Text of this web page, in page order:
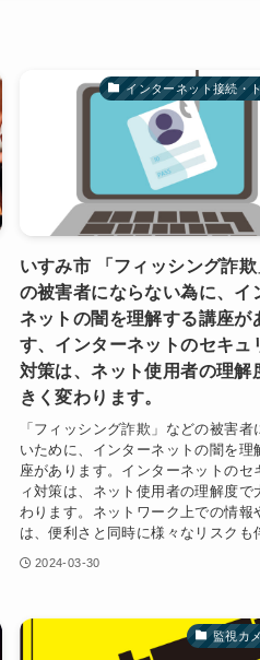
インターネット接続・
いすみ市 「フィッシング詐
の被害者にならない為に、イ
ネットの闇を理解する講座が
す、インターネットのセキュ
対策は、ネット使用者の理解
きく変わります。
「フィッシング詐欺」などの被害者
いために、インターネットの闇を理
座があります。インターネットのセ
ィ対策は、ネット使用者の理解度で
わります。ネットワーク上での情報
は、便利さと同時に様々なリスクも
2024-03-30
監視カ